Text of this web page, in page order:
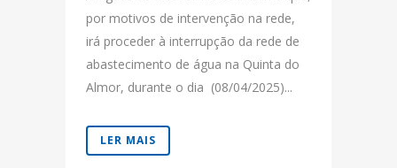
por motivos de intervenção na rede,
irá proceder à interrupção da rede de
abastecimento de água na Quinta do
Almor, durante o dia (08/04/2025)...
LER MAIS